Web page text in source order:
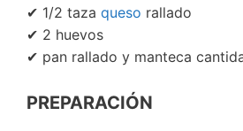
✔ 1/2 taza queso rallado
✔ 2 huevos
✔ pan rallado y manteca
PREPARACIÓN